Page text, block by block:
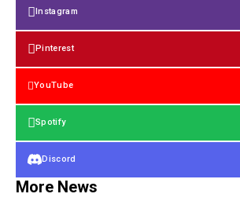
Instagram
Pinterest
YouTube
Spotify
Discord
More News